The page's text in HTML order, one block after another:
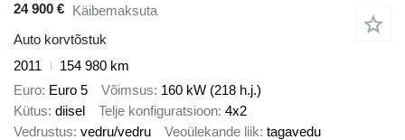
24 900 € Käibemaksuta
Auto korvtõstuk
2011
154 980 km
Euro Euro 5 Võimsus 160 kW (218 h.j.)
Kütus diisel Telje konfiguratsioon 4x2
Vedrustus vedru/vedru Veoülekande liik tagavedu